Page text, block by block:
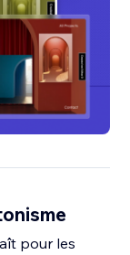
pour les